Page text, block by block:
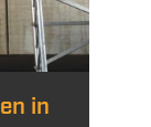
in